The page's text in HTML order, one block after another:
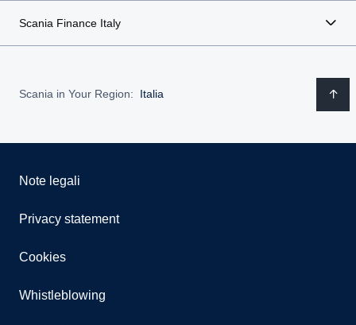
Scania Finance Italy
Scania in Your Region: Italia
Note legali
Privacy statement
Cookies
Whistleblowing